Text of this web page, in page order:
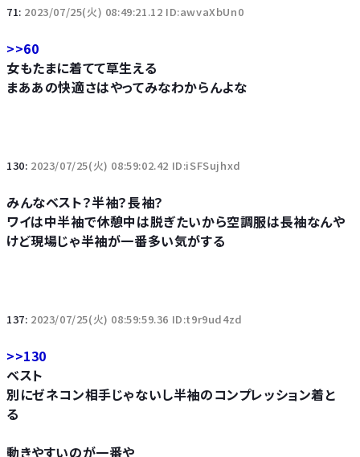
71: 2023/07/25(火) 08:49:21.12 ID:awvaXbUn0
>>60
女もたまに着てて草生える
まああの快適さはやってみなわからんよな
130: 2023/07/25(火) 08:59:02.42 ID:iSFSujhxd
みんなベスト？半袖？長袖？
ワイは中半袖で休憩中は脱ぎたいから空調服は長袖なんや
けど現場じゃ半袖が一番多い気がする
137: 2023/07/25(火) 08:59:59.36 ID:t9r9ud4zd
>>130
ベスト
別にゼネコン相手じゃないし半袖のコンプレッション着と
る
動きやすいのが一番や